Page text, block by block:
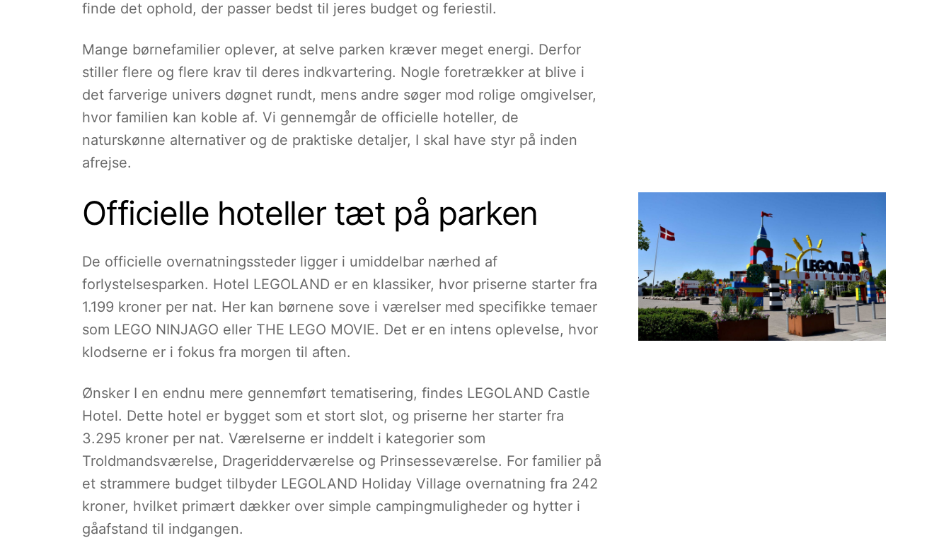
finde det ophold, der passer bedst til jeres budget og feriestil.
Mange børnefamilier oplever, at selve parken kræver meget energi. Derfor
stiller flere og flere krav til deres indkvartering. Nogle foretrækker at blive i
det farverige univers døgnet rundt, mens andre søger mod rolige omgivelser,
hvor familien kan koble af. Vi gennemgår de officielle hoteller, de
naturskønne alternativer og de praktiske detaljer, I skal have styr på inden
afrejse.
Officielle hoteller tæt på parken
De officielle overnatningssteder ligger i umiddelbar nærhed af
forlystelsesparken. Hotel LEGOLAND er en klassiker, hvor priserne starter fra
1.199 kroner per nat. Her kan børnene sove i værelser med specifikke temaer
som LEGO NINJAGO eller THE LEGO MOVIE. Det er en intens oplevelse, hvor
klodserne er i fokus fra morgen til aften.
Ønsker I en endnu mere gennemført tematisering, findes LEGOLAND Castle
Hotel. Dette hotel er bygget som et stort slot, og priserne her starter fra
3.295 kroner per nat. Værelserne er inddelt i kategorier som
Troldmandsværelse, Drageridderværelse og Prinsesseværelse. For familier på
et strammere budget tilbyder LEGOLAND Holiday Village overnatning fra 242
kroner, hvilket primært dækker over simple campingmuligheder og hytter i
gåafstand til indgangen.